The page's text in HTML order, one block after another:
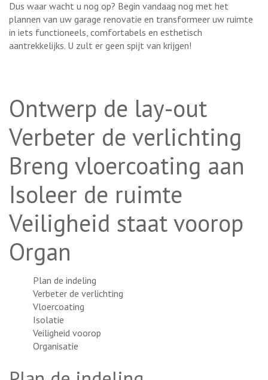
Dus waar wacht u nog op? Begin vandaag nog met het
plannen van uw garage renovatie en transformeer uw ruimte
in iets functioneels, comfortabels en esthetisch
aantrekkelijks. U zult er geen spijt van krijgen!
Ontwerp de lay-out
Verbeter de verlichting
Breng vloercoating aan
Isoleer de ruimte
Veiligheid staat voorop
Organ
Plan de indeling
Verbeter de verlichting
Vloercoating
Isolatie
Veiligheid voorop
Organisatie